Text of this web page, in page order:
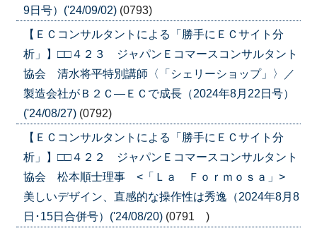
9日号）('24/09/02) (0793)
【ＥＣコンサルタントによる「勝手にＥＣサイト分
析」】□□４２３ ジャパンＥコマースコンサルタント
協会 清水将平特別講師〈「シェリーショップ」〉／
製造会社がＢ２Ｃ―ＥＣで成長（2024年8月22日号）
('24/08/27) (0792)
【ＥＣコンサルタントによる「勝手にＥＣサイト分
析」】□□４２２ ジャパンＥコマースコンサルタント
協会 松本順士理事 <「Ｌａ Ｆｏｒｍｏｓａ」>
美しいデザイン、直感的な操作性は秀逸（2024年8月8
日･15日合併号）('24/08/20) (0791 )